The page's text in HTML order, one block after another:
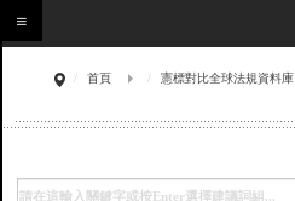
首頁 憲標對比全球法規資料庫